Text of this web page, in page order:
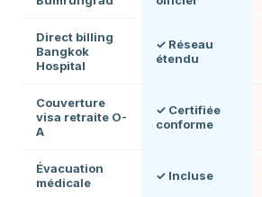
Direct billing
Bangkok
Hospital
✓ Réseau
étendu
Couverture
visa retraite O-
A
✓ Certifiée
conforme
Évacuation
médicale
✓ Incluse